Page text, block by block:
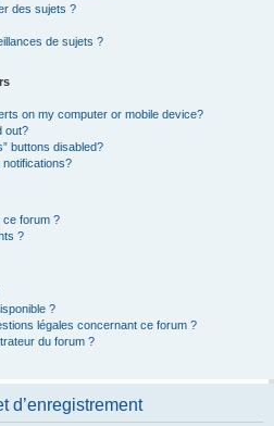
des sujets ?
de sujets ?
on my computer or mobile device?
out?
buttons disabled?
notifications?
ce forum ?
?
?
légales concernant ce forum ?
du forum ?
d’enregistrement